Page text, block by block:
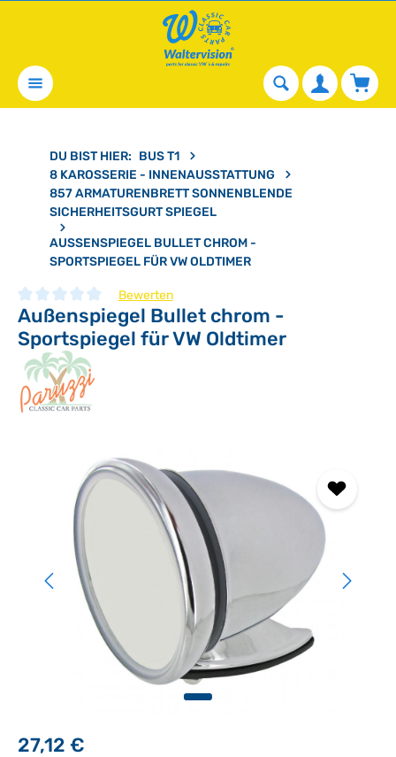
DU BIST HIER: BUS T1
8 KAROSSERIE - INNENAUSSTATTUNG
857 ARMATURENBRETT SONNENBLENDE
SICHERHEITSGURT SPIEGEL
AUSSENSPIEGEL BULLET CHROM - S
PORTSPIEGEL FÜR VW OLDTIMER
Durchschnittliche Bewertung von 0 von 5 Sternen
Bewerten
Außenspiegel Bullet chrom -
Sportspiegel für VW Oldtimer
Bildergalerie überspringen
27,12 €